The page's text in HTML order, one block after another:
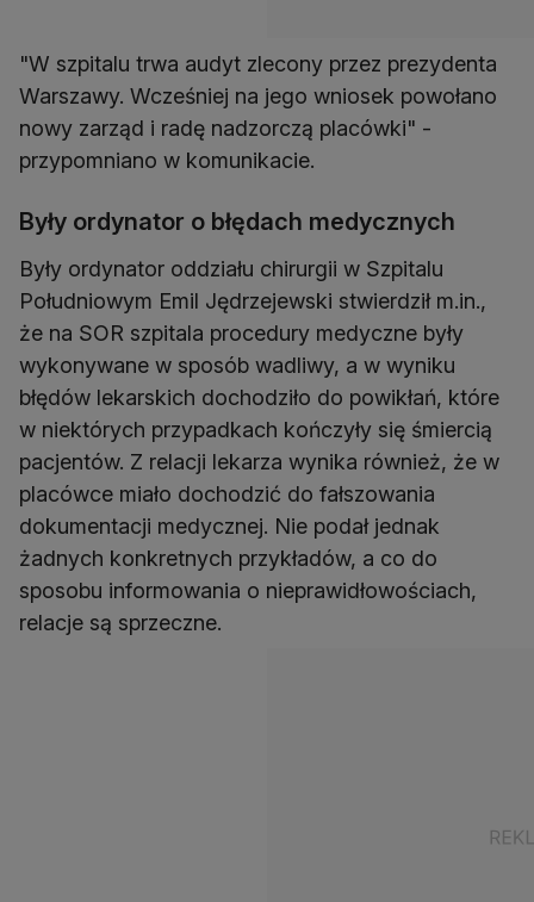
"W szpitalu trwa audyt zlecony przez prezydenta
Warszawy. Wcześniej na jego wniosek powołano
nowy zarząd i radę nadzorczą placówki" -
przypomniano w komunikacie.
Były ordynator o błędach medycznych
Były ordynator oddziału chirurgii w Szpitalu
Południowym Emil Jędrzejewski stwierdził m.in.,
że na SOR szpitala procedury medyczne były
wykonywane w sposób wadliwy, a w wyniku
błędów lekarskich dochodziło do powikłań, które
w niektórych przypadkach kończyły się śmiercią
pacjentów. Z relacji lekarza wynika również, że w
placówce miało dochodzić do fałszowania
dokumentacji medycznej. Nie podał jednak
żadnych konkretnych przykładów, a co do
sposobu informowania o nieprawidłowościach,
relacje są sprzeczne.